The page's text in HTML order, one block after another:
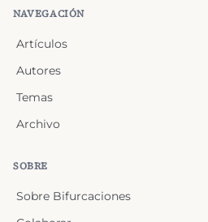
NAVEGACIÓN
Artículos
Autores
Temas
Archivo
SOBRE
Sobre Bifurcaciones